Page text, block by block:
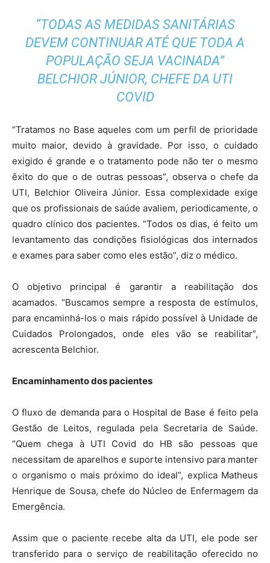
“TODAS AS MEDIDAS SANITÁRIAS
DEVEM CONTINUAR ATÉ QUE TODA A
POPULAÇÃO SEJA VACINADA”
BELCHIOR JÚNIOR, CHEFE DA UTI
COVID
“Tratamos no Base aqueles com um perfil de prioridade
muito maior, devido à gravidade. Por isso, o cuidado
exigido é grande e o tratamento pode não ter o mesmo
êxito do que o de outras pessoas”, observa o chefe da
UTI, Belchior Oliveira Júnior. Essa complexidade exige
que os profissionais de saúde avaliem, periodicamente, o
quadro clínico dos pacientes. “Todos os dias, é feito um
levantamento das condições fisiológicas dos internados
e exames para saber como eles estão”, diz o médico.
O objetivo principal é garantir a reabilitação dos
acamados. “Buscamos sempre a resposta de estímulos,
para encaminhá-los o mais rápido possível à Unidade de
Cuidados Prolongados, onde eles vão se reabilitar”,
acrescenta Belchior.
Encaminhamento dos pacientes
O fluxo de demanda para o Hospital de Base é feito pela
Gestão de Leitos, regulada pela Secretaria de Saúde.
“Quem chega à UTI Covid do HB são pessoas que
necessitam de aparelhos e suporte intensivo para manter
o organismo o mais próximo do ideal”, explica Matheus
Henrique de Sousa, chefe do Núcleo de Enfermagem da
Emergência.
Assim que o paciente recebe alta da UTI, ele pode ser
transferido para o serviço de reabilitação oferecido no